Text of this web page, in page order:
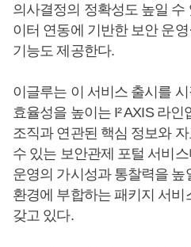
의사결정의 정확성도 높일 수
이터 연동에 기반한 보안 운
기능도 제공한다.
이글루는 이 서비스 출시를
효율성을 높이는 I² AXIS 라인
조직과 연관된 핵심 정보와
수 있는 보안관제 포털 서비
운영의 가시성과 통찰력을 높
환경에 부합하는 패키지 서
갖고 있다.